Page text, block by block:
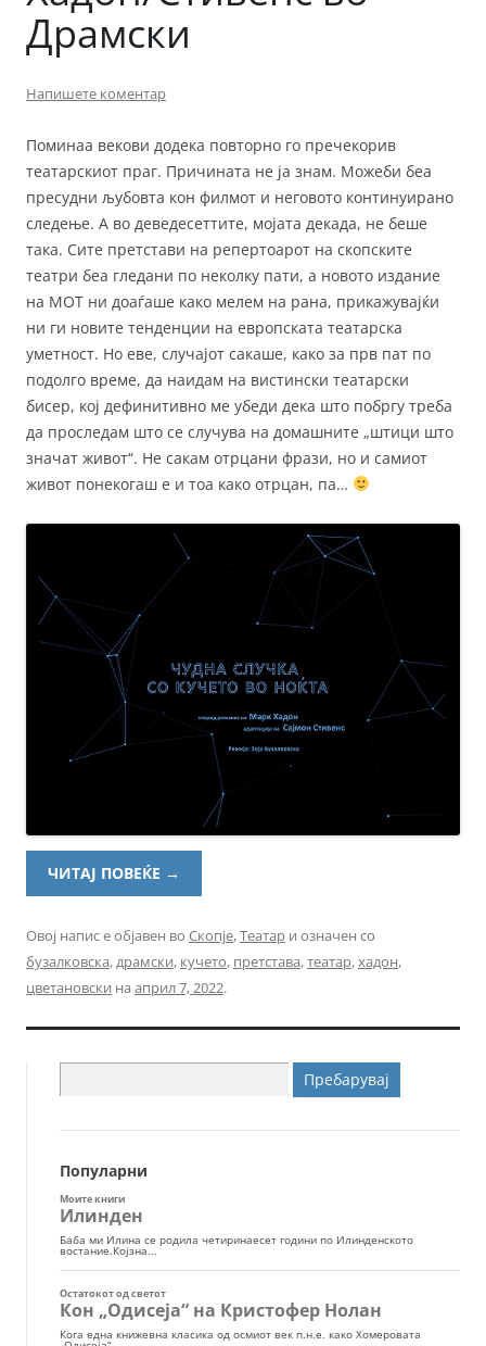
Драмски
Напишете коментар
Поминаа векови додека повторно го пречекорив
театарскиот праг. Причината не ја знам. Можеби беа
пресудни љубовта кон филмот и неговото континуирано
следење. А во деведесеттите, мојата декада, не беше
така. Сите претстави на репертоарот на скопските
театри беа гледани по неколку пати, а новото издание
на МОТ ни доаѓаше како мелем на рана, прикажувајќи
ни ги новите тенденции на европската театарска
уметност. Но еве, случајот сакаше, како за прв пат по
подолго време, да наидам на вистински театарски
бисер, кој дефинитивно ме убеди дека што побргу треба
да проследам што се случува на домашните „штици што
значат живот“. Не сакам отрцани фрази, но и самиот
живот понекогаш е и тоа како отрцан, па…
ЧИТАЈ ПОВЕЌЕ →
Овој напис е објавен во Скопје,Театар и означен со
бузалковска,драмски, кучето, претстава,театар,хадон,
цветановски на април 7, 2022.
за:
Популарни